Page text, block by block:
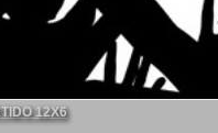
12X6